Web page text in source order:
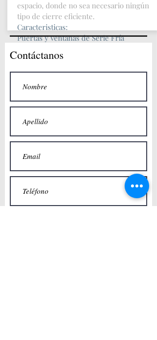
espacio, donde no sea necesario ningún
tipo de cierre eficiente.
Caracteristicas:
Puertas y ventanas de Serie Fría
Posibilidad de sistemas de Seguridad
Posibilidad de Gateras
Posibilidad de Apertura Exterior
Mas Info
Contáctanos